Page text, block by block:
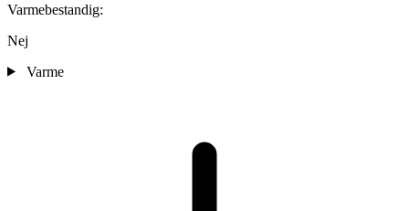
Varmebestandig:
Nej
Varme